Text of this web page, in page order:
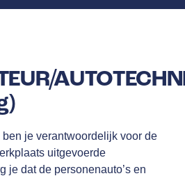
ben je verantwoordelijk voor de
uitgevoerde
je dat de personenauto’s en